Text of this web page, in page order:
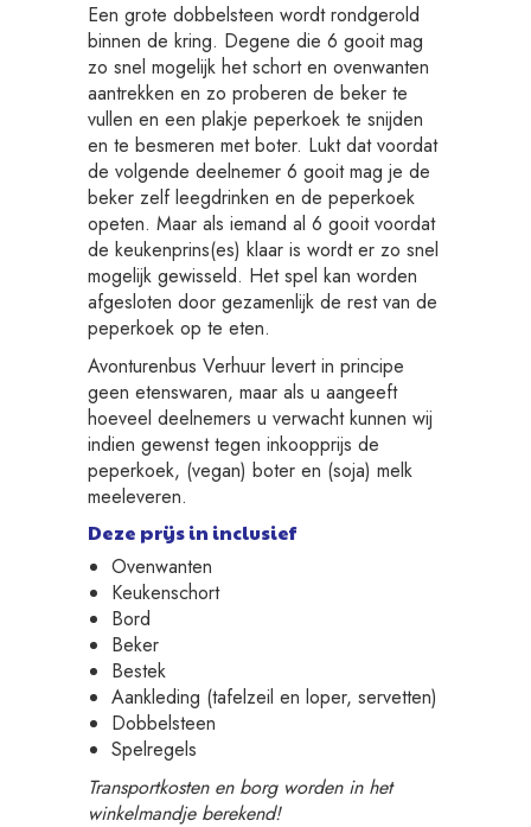
Een grote dobbelsteen wordt rondgerold
binnen de kring. Degene die 6 gooit mag
zo snel mogelijk het schort en ovenwanten
aantrekken en zo proberen de beker te
vullen en een plakje peperkoek te snijden
en te besmeren met boter. Lukt dat voordat
de volgende deelnemer 6 gooit mag je de
beker zelf leegdrinken en de peperkoek
opeten. Maar als iemand al 6 gooit voordat
de keukenprins(es) klaar is wordt er zo snel
mogelijk gewisseld. Het spel kan worden
afgesloten door gezamenlijk de rest van de
peperkoek op te eten.
Avonturenbus Verhuur levert in principe
geen etenswaren, maar als u aangeeft
hoeveel deelnemers u verwacht kunnen wij
indien gewenst tegen inkoopprijs de
peperkoek, (vegan) boter en (soja) melk
meeleveren.
Deze prijs in inclusief
Ovenwanten
Keukenschort
Bord
Beker
Bestek
Aankleding (tafelzeil en loper, servetten)
Dobbelsteen
Spelregels
Transportkosten en borg worden in het
winkelmandje berekend!